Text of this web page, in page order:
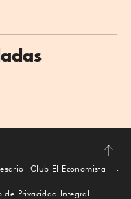
Subir
Club El Economista
de Privacidad Integral